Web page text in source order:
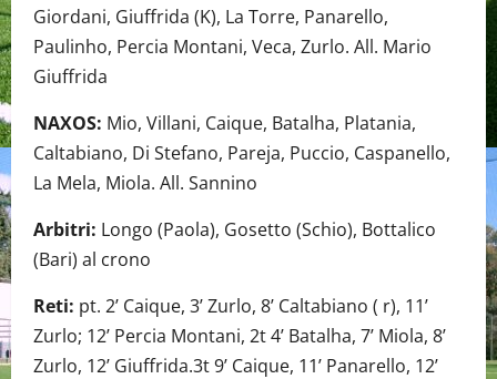
Giordani, Giuffrida (K), La Torre, Panarello,
Paulinho, Percia Montani, Veca, Zurlo. All. Mario
Giuffrida
NAXOS: Mio, Villani, Caique, Batalha, Platania,
Caltabiano, Di Stefano, Pareja, Puccio, Caspanello,
La Mela, Miola. All. Sannino
Arbitri: Longo (Paola), Gosetto (Schio), Bottalico
(Bari) al crono
Reti: pt. 2’ Caique, 3’ Zurlo, 8’ Caltabiano ( r), 11’
Zurlo; 12’ Percia Montani, 2t 4’ Batalha, 7’ Miola, 8’
Zurlo, 12’ Giuffrida.3t 9’ Caique, 11’ Panarello, 12’